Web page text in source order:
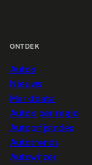
ONTDEK
Auto's
Nieuws
Marktdata
Auto's per regio
Autoprijsindex
Autotrends
Autowijzer